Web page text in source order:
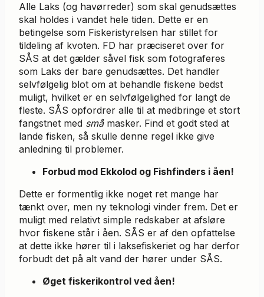
Alle Laks (og havørreder) som skal genudsættes
skal holdes i vandet hele tiden. Dette er en
betingelse som Fiskeristyrelsen har stillet for
tildeling af kvoten. FD har præciseret over for
SÅS at det gælder såvel fisk som fotograferes
som Laks der bare genudsættes. Det handler
selvfølgelig blot om at behandle fiskene bedst
muligt, hvilket er en selvfølgelighed for langt de
fleste. SÅS opfordrer alle til at medbringe et stort
fangstnet med småmasker. Find et godt sted at
lande fisken, så skulle denne regel ikke give
anledning til problemer.
Forbud mod Ekkolod og Fishfinders i åen!
Dette er formentlig ikke noget ret mange har
tænkt over, men ny teknologi vinder frem. Det er
muligt med relativt simple redskaber at afsløre
hvor fiskene står i åen. SÅS er af den opfattelse
at dette ikke hører til i laksefiskeriet og har derfor
forbudt det på alt vand der hører under SÅS.
Øget fiskerikontrol ved åen!